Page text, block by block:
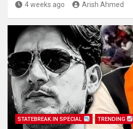
4 weeks ago Arish Ahmed
STATEBREAK.IN SPECIAL TRENDING